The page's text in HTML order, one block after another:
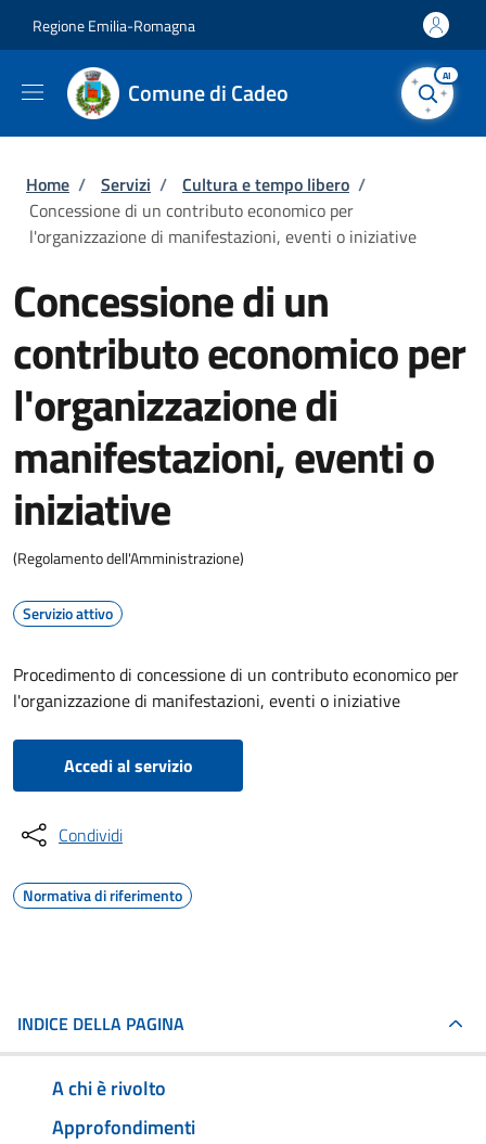
Regione Emilia-Romagna
Comune di Cadeo
AI
Briciole di pane
Home / Servizi / Cultura e tempo libero /
Concessione di un contributo economico per
l'organizzazione di manifestazioni, eventi o iniziative
Concessione di un
contributo economico per
l'organizzazione di
manifestazioni, eventi o
iniziative
(Regolamento dell'Amministrazione)
Servizio attivo
Procedimento di concessione di un contributo economico per
l'organizzazione di manifestazioni, eventi o iniziative
Accedi al servizio
Condividi
Normativa di riferimento
INDICE DELLA PAGINA
A chi è rivolto
Approfondimenti